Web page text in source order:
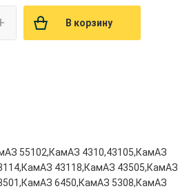
В корзину
55102,КамАЗ 4310,43105,КамАЗ
43118,КамАЗ 43505,КамАЗ
6450,КамАЗ 5308,КамАЗ